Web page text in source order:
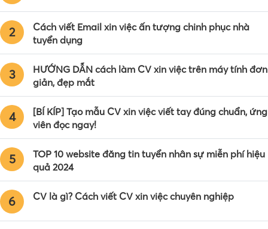
2
Cách viết Email xin việc ấn tượng chinh phục nhà
tuyển dụng
3
HƯỚNG DẪN cách làm CV xin việc trên máy tính đơn
giản, đẹp mắt
4
[BÍ KÍP] Tạo mẫu CV xin việc viết tay đúng chuẩn, ứng
viên đọc ngay!
5
TOP 10 website đăng tin tuyển nhân sự miễn phí hiệu
quả 2024
6 CV là gì? Cách viết CV xin việc chuyên nghiệp